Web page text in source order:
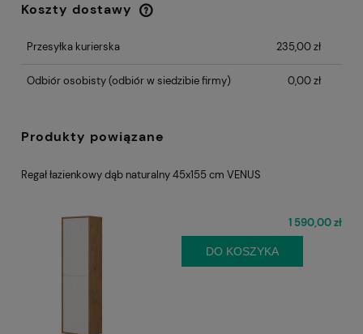
Koszty dostawy
Cena nie zawiera ewentualnych kosztów
Przesyłka kurierska
235,00 zł
Odbiór osobisty(odbiór w siedzibie firmy) 0,00 zł
Produkty powiązane
Regał łazienkowy dąb naturalny 45x155 cm VENUS
1 590,00 zł
DO KOSZYKA